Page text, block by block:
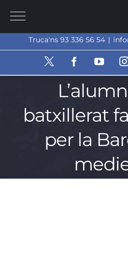
contentTruca'ns 93 336 56 54 |
X Facebook
batxillerat
per la